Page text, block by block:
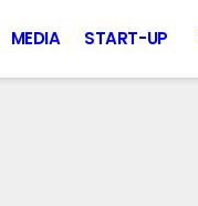
MEDIA START-UP